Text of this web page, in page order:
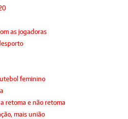
as jogadoras
feminino
retoma e não retoma
mais união